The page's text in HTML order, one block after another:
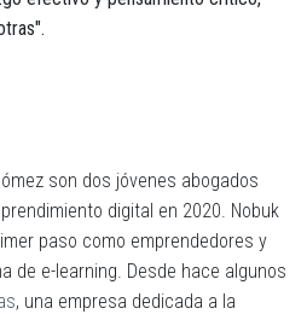
son dos jóvenes abogados
digital en 2020. Nobuk
paso como emprendedores y
de e-learning. Desde hace algunos
, una empresa dedicada a la